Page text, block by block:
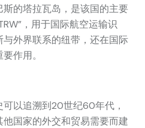
的塔拉瓦岛，是该国的主要
，用于国际航空运输识
外界联系的纽带，还在国际
作用。
以追溯到20世纪60年代，
国家的外交和贸易需要而建